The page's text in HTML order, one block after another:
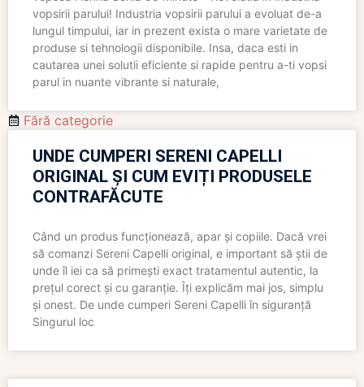
vopsirii parului! Industria vopsirii parului a evoluat de-a
lungul timpului, iar in prezent exista o mare varietate de
produse si tehnologii disponibile. Insa, daca esti in
cautarea unei solutii eficiente si rapide pentru a-ti vopsi
parul in nuante vibrante si naturale,
Fără categorie
UNDE CUMPERI SERENI CAPELLI
ORIGINAL ȘI CUM EVIȚI PRODUSELE
CONTRAFĂCUTE
Când un produs funcționează, apar și copiile. Dacă vrei
să comanzi Sereni Capelli original, e important să știi de
unde îl iei ca să primești exact tratamentul autentic, la
prețul corect și cu garanție. Îți explicăm mai jos, simplu
și onest. De unde cumperi Sereni Capelli în siguranță
Singurul loc